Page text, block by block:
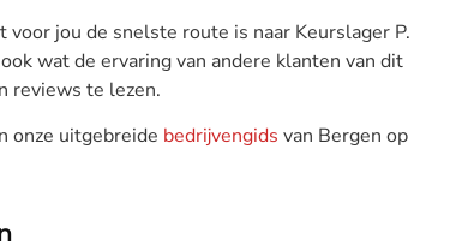
voor jou de snelste route is naar Keurslager P.
wat de ervaring van andere klanten van dit
reviews te lezen.
onze uitgebreide bedrijvengids van Bergen op